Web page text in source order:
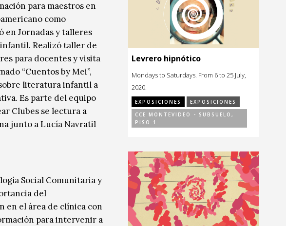
para maestros en
como
en Jornadas y talleres
Realizó taller de
para docentes y visita
“Cuentos by Mei”,
literatura infantil a
Es parte del equipo
Clubes se lectura a
junto a Lucía Navratil
Social Comunitaria y
del
en el área de clínica con
para intervenir a
Levrero hipnótico
Mondays to Saturdays. From 6 to 25 July,
2020.
EXPOSICIONES
EXPOSICIONES
CCE MONTEVIDEO - SUBSUELO,
PISO 1